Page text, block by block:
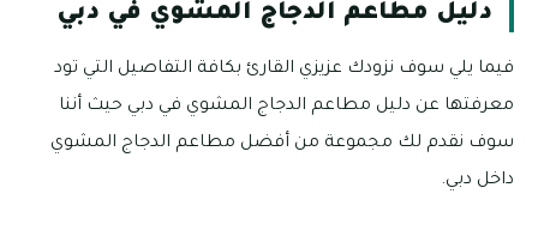
دليل مطاعم الدجاج المشوي في دبي
فيما يلي سوف نزودك عزيزي القارئ بكافة التفاصيل التي تود
معرفتها عن دليل مطاعم الدجاج المشوي في دبي حيث أننا
سوف نقدم لك مجموعة من أفضل مطاعم الدجاج المشوي
داخل دبي.